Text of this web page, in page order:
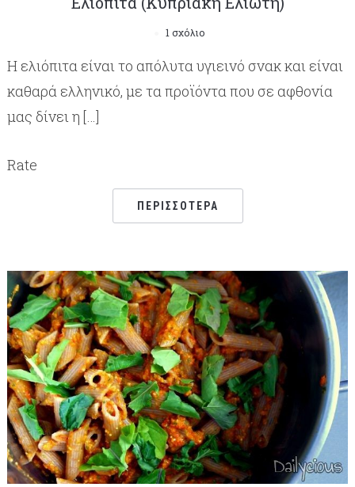
1 σχόλιο
Η ελιόπιτα είναι το απόλυτα υγιεινό σνακ και είναι
καθαρά ελληνικό, με τα προϊόντα που σε αφθονία
μας δίνει η […]
Rate
ΠΕΡΙΣΣΌΤΕΡΑ